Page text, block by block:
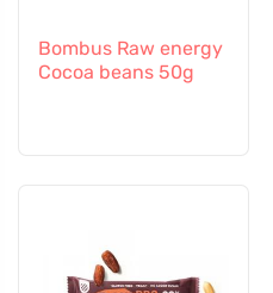
Bombus Raw energy
Cocoa beans 50g